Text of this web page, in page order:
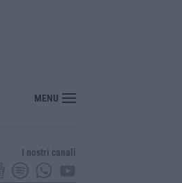
MENU
I nostri canali